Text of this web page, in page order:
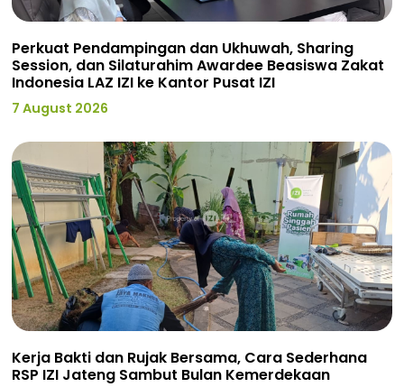
Perkuat Pendampingan dan Ukhuwah, Sharing
Session, dan Silaturahim Awardee Beasiswa Zakat
Indonesia LAZ IZI ke Kantor Pusat IZI
7 August 2026
Kerja Bakti dan Rujak Bersama, Cara Sederhana
RSP IZI Jateng Sambut Bulan Kemerdekaan